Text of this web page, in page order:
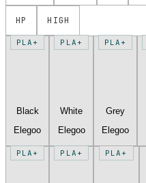
HP HIGH
PLA+
Black
Elegoo
PLA+
White
Elegoo
PLA+
Grey
Elegoo
PLA+ PLA+ PLA+